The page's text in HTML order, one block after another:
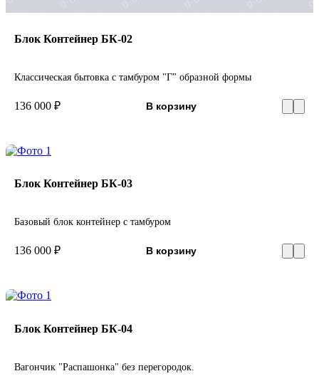
Блок Контейнер БК-02
Классическая бытовка с тамбуром "Г" образной формы
136 000 ₽ В корзину
Блок Контейнер БК-03
Базовый блок контейнер с тамбуром
136 000 ₽ В корзину
Блок Контейнер БК-04
Вагончик "Распашонка" без перегородок.